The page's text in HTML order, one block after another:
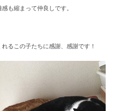
も縮まって仲良しです。
るこの子たちに感謝、感謝です！